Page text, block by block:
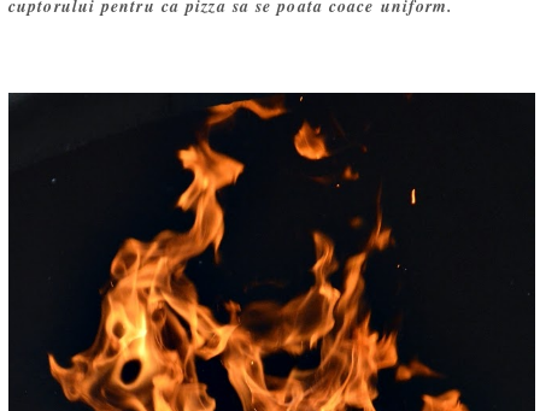
cuptorului pentru ca pizza sa se poata coace uniform.